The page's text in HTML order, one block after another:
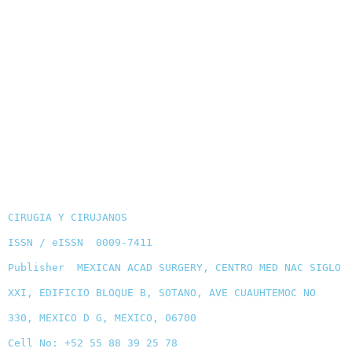
CIRUGIA Y CIRUJANOS
ISSN / eISSN 0009-7411
Publisher MEXICAN ACAD SURGERY, CENTRO MED NAC SIGLO
XXI, EDIFICIO BLOQUE B, SOTANO, AVE CUAUHTEMOC NO
330, MEXICO D G, MEXICO, 06700
Cell No: +52 55 88 39 25 78